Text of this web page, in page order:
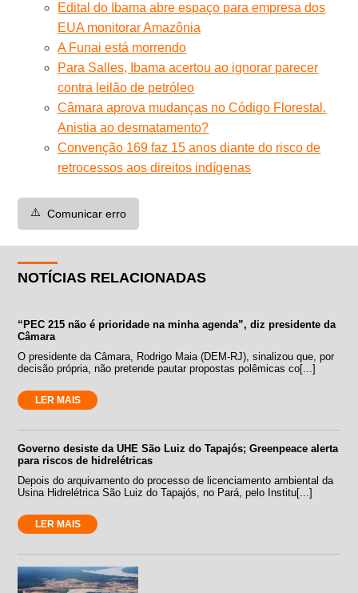
Edital do Ibama abre espaço para empresa dos
EUA monitorar Amazônia
A Funai está morrendo
Para Salles, Ibama acertou ao ignorar parecer
contra leilão de petróleo
Câmara aprova mudanças no Código Florestal.
Anistia ao desmatamento?
Convenção 169 faz 15 anos diante do risco de
retrocessos aos direitos indígenas
⚠️ Comunicar erro
NOTÍCIAS RELACIONADAS
“PEC 215 não é prioridade na minha agenda”, diz presidente da
Câmara
O presidente da Câmara, Rodrigo Maia (DEM-RJ), sinalizou que, por
decisão própria, não pretende pautar propostas polêmicas co[...]
LER MAIS
Governo desiste da UHE São Luiz do Tapajós; Greenpeace alerta
para riscos de hidrelétricas
Depois do arquivamento do processo de licenciamento ambiental da
Usina Hidrelétrica São Luiz do Tapajós, no Pará, pelo Institu[...]
LER MAIS